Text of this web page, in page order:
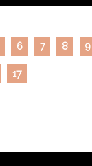
6 7 8 9
17